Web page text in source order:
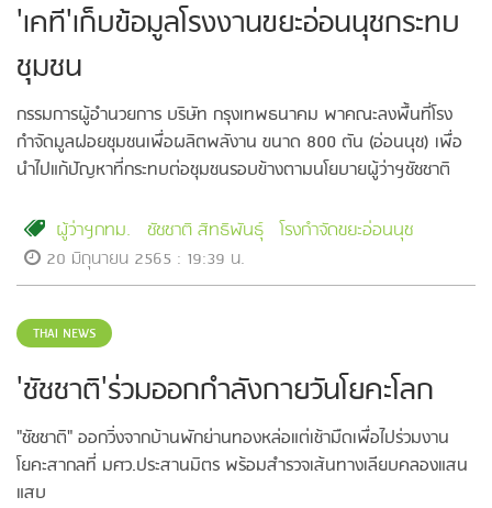
'เคที'เก็บข้อมูลโรงงานขยะอ่อนนุชกระทบ
ชุมชน
กรรมการผู้อำนวยการ บริษัท กรุงเทพธนาคม พาคณะลงพื้นที่โรง
กำจัดมูลฝอยชุมชนเพื่อผลิตพลังาน ขนาด 800 ตัน (อ่อนนุช) เพื่อ
นำไปแก้ปัญหาที่กระทบต่อชุมชนรอบข้างตามนโยบายผู้ว่าฯชัชชาติ
ผู้ว่าฯกทม. ชัชชาติ สิทธิพันธุ์ โรงกำจัดขยะอ่อนนุช
20 มิถุนายน 2565 : 19:39 น.
THAI NEWS
'ชัชชาติ'ร่วมออกกำลังกายวันโยคะโลก
"ชัชชาติ" ออกวิ่งจากบ้านพักย่านทองหล่อแต่เช้ามืดเพื่อไปร่วมงาน
โยคะสากลที่ มศว.ประสานมิตร พร้อมสำรวจเส้นทางเลียบคลองแสน
แสบ